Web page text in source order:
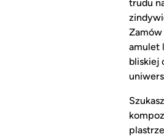
trudu
amulet
bliskiej